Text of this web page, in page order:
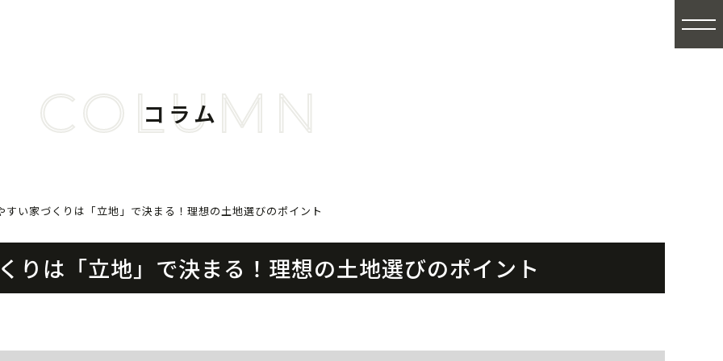
COLUMN
コラム
すい家づくりは「立地」で決まる！理想の土地選びのポイント
りは「立地」で決まる！理想の土地選びのポイント